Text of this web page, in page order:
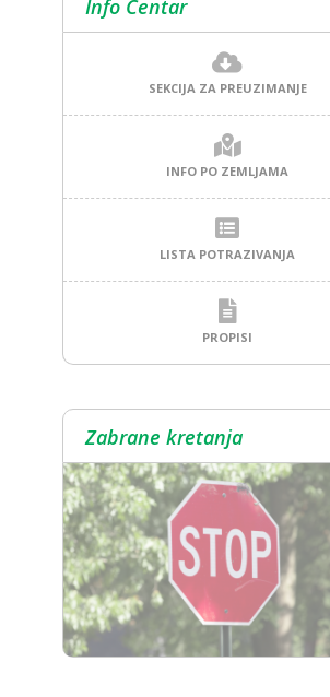
Info Centar
SEKCIJA ZA PREUZIMANJE
INFO PO ZEMLJAMA
LISTA POTRAZIVANJA
PROPISI
Zabrane kretanja